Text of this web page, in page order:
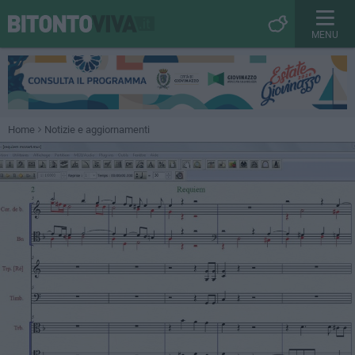
MENU
Home Notizie e aggiornamenti